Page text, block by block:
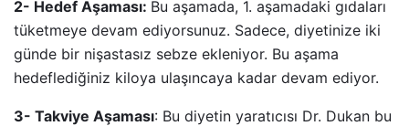
2- Hedef Aşaması: Bu aşamada, 1. aşamadaki gıdaları
tüketmeye devam ediyorsunuz. Sadece, diyetinize iki
günde bir nişastasız sebze ekleniyor. Bu aşama
hedeflediğiniz kiloya ulaşıncaya kadar devam ediyor.
3- Takviye Aşaması: Bu diyetin yaratıcısı Dr. Dukan bu